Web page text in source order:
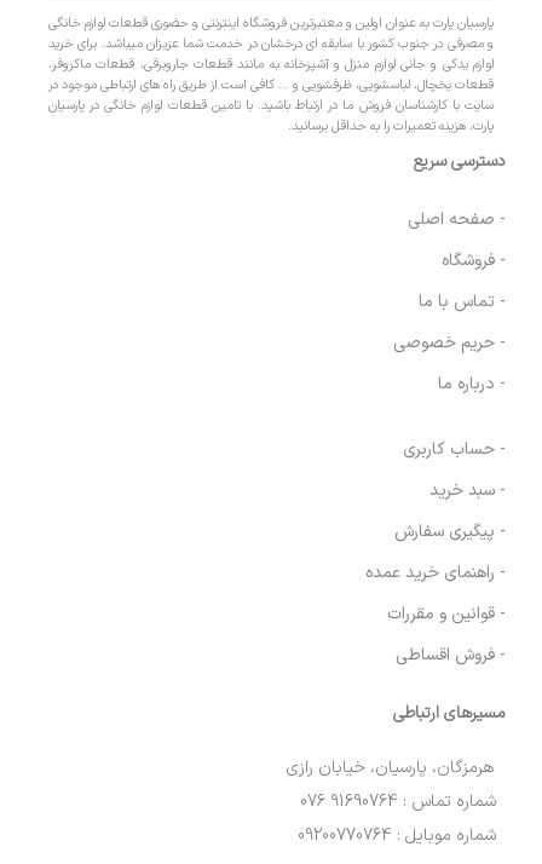
پارسیان پارت به عنوان اولین و معتبرترین فروشگاه اینترنتی و حضوری قطعات لوازم خانگی
و مصرفی در جنوب کشور با سابقه ای درخشان در خدمت شما عزیزان میباشد. برای خرید
لوازم یدکی و جانی لوازم منزل و آشپزخانه به مانند قطعات جاروبرقی، قطعات ماکروفر،
قطعات یخچال، لباسشویی، ظرفشویی و … کافی است از طریق راه های ارتباطی موجود در
سایت با کارشناسان فروش ما در ارتباط باشید. با تامین قطعات لوازم خانگی در پارسیان
پارت، هزینه تعمیرات را به حداقل برسانید.
دسترسی سریع
- صفحه اصلی
- فروشگاه
- تماس با ما
- حریم خصوصی
- درباره ما
- حساب کاربری
- سبد خرید
- پیگیری سفارش
- راهنمای خرید عمده
- قوانین و مقررات
- فروش اقساطی
مسیرهای ارتباطی
هرمزگان، پارسیان، خیابان رازی
شماره تماس : 91690764 076
شماره موبایل : 09200770764